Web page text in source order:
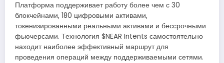
Платформа поддерживает работу более чем с 30
блокчейнами, 180 цифровыми активами,
токенизированными реальными активами и бессрочными
фьючерсами. Технология $NEAR Intents самостоятельно
находит наиболее эффективный маршрут для
проведения операций между поддерживаемыми сетями.